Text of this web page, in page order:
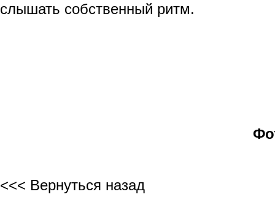
слышать собственный ритм.
<<< Вернуться назад